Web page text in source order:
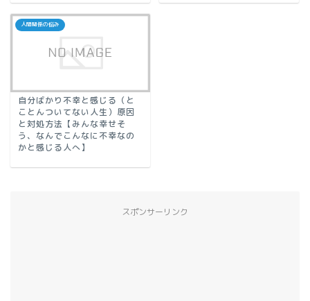
人間関係の悩み
自分ばかり不幸と感じる（と
ことんついてない人生）原因
と対処方法【みんな幸せそ
う、なんでこんなに不幸なの
かと感じる人へ】
スポンサーリンク